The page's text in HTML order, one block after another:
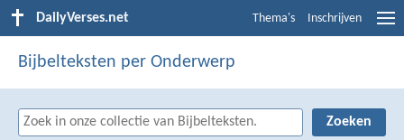
DailyVerses.net Thema's Inschrijven
Bijbelteksten per Onderwerp